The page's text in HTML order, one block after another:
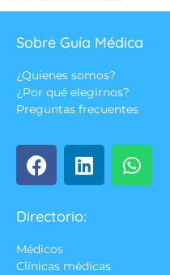
Sobre Guía Médica
¿Quienes somos?
¿Por qué elegirnos?
Preguntas frecuentes
Directorio:
Médicos
Clínicas médicas